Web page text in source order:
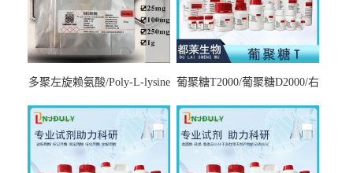
多聚左旋赖氨酸/Poly-L-lysine
7000，分子量7000-15000，分
子量2万～4万，分子量3～7
万，分子量7～15万，分子量
葡聚糖T2000/葡聚糖D2000/右